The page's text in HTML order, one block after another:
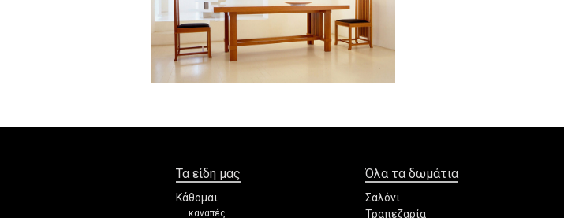
Τα είδη μας
Κάθομαι
καναπές
Όλα τα δωμάτια
Σαλόνι
Τραπεζαρία